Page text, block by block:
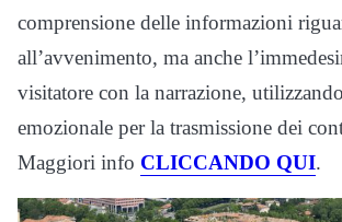
comprensione delle informazioni
all’avvenimento, ma anche
visitatore con la narrazione,
emozionale per la trasmissione dei
Maggiori info CLICCANDO QUI.